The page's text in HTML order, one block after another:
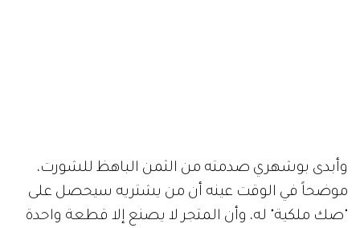
وأبدى بوشهري صدمته من الثمن الباهظ للشورت،
موضحاً في الوقت عينه أن من يشتريه سيحصل على
"صك ملكية" له، وأن المتجر لا يصنع إلا قطعة واحدة